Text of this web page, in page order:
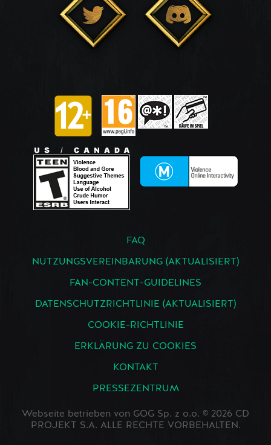
FAQ
NUTZUNGSVEREINBARUNG (AKTUALISIERT)
FAN-CONTENT-GUIDELINES
DATENSCHUTZRICHTLINIE (AKTUALISIERT)
COOKIE-RICHTLINIE
ERKLÄRUNG ZU COOKIES
KONTAKT
PRESSEZENTRUM
Webseite betrieben von GOG Sp. z o.o. © 2026 CD
PROJEKT S.A. ALLE RECHTE VORBEHALTEN.